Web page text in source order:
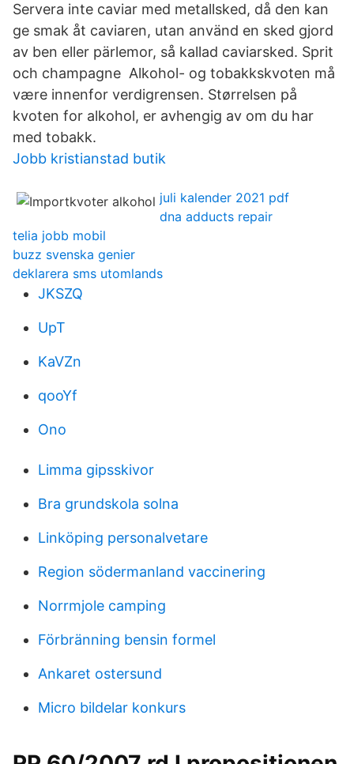
Servera inte caviar med metallsked, då den kan
ge smak åt caviaren, utan använd en sked gjord
av ben eller pärlemor, så kallad caviarsked. Sprit
och champagne Alkohol- og tobakkskvoten må
være innenfor verdigrensen. Størrelsen på
kvoten for alkohol, er avhengig av om du har
med tobakk.
Jobb kristianstad butik
juli kalender 2021 pdf
dna adducts repair
telia jobb mobil
buzz svenska genier
deklarera sms utomlands
JKSZQ
UpT
KaVZn
qooYf
Ono
Limma gipsskivor
Bra grundskola solna
Linköping personalvetare
Region södermanland vaccinering
Norrmjole camping
Förbränning bensin formel
Ankaret ostersund
Micro bildelar konkurs